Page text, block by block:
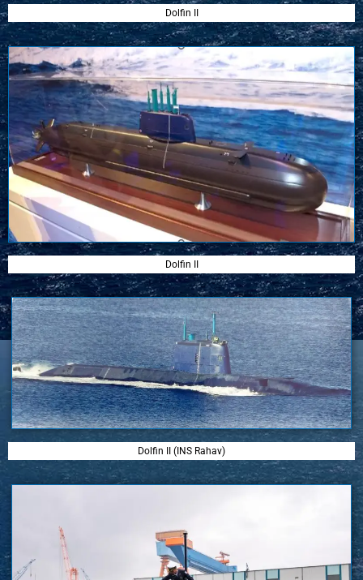
Dolfin II
Dolfin II
Dolfin II (INS Rahav)